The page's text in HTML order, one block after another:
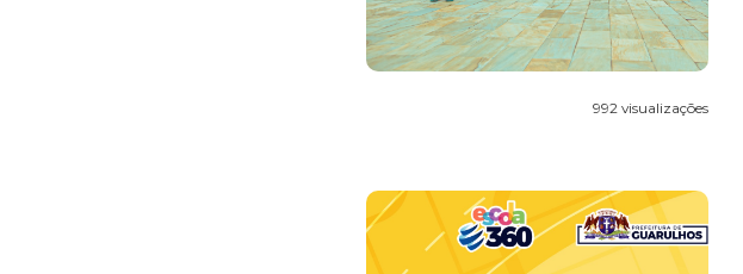
992 visualizações